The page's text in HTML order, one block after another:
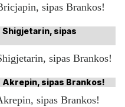
sipas Brankos!
sipas Brankos!
sipas Brankos!